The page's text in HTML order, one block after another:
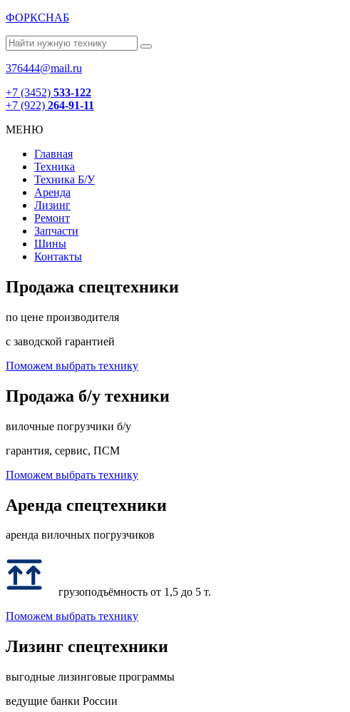
ФОРКСНАБ
376444@mail.ru
+7 (3452) 533-122
+7 (922) 264-91-11
МЕНЮ
Главная
Техника
Техника Б/У
Аренда
Лизинг
Ремонт
Запчасти
Шины
Контакты
Продажа спецтехники
по цене производителя
с заводской гарантией
Поможем выбрать технику
Продажа б/у техники
вилочные погрузчики б/у
гарантия, сервис, ПСМ
Поможем выбрать технику
Аренда спецтехники
аренда вилочных погрузчиков
грузоподъёмность от 1,5 до 5 т.
Поможем выбрать технику
Лизинг спецтехники
выгодные лизинговые программы
ведущие банки России